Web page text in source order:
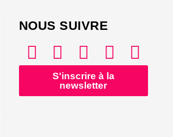
NOUS SUIVRE
S'inscrire à la
newsletter